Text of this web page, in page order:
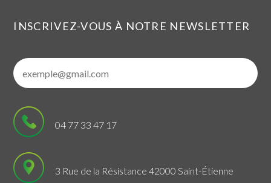
INSCRIVEZ-VOUS À NOTRE NEWSLETTER
04 77 33 47 17
3 Rue de la Résistance 42000 Saint-Étienne